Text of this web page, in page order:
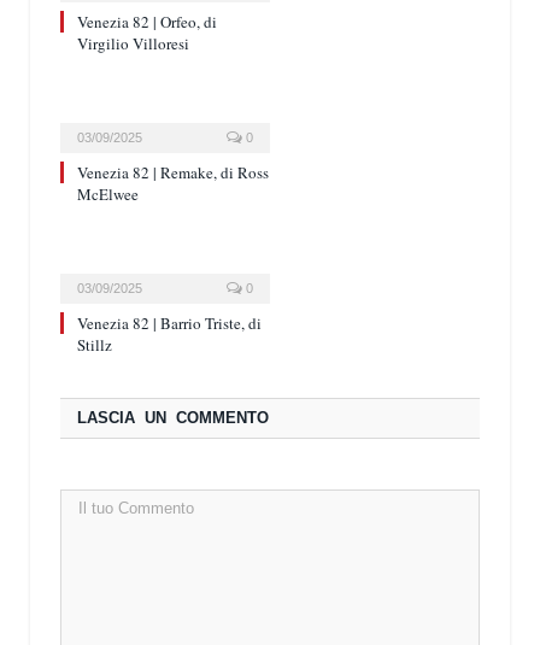
Venezia 82 | Orfeo, di
Virgilio Villoresi
03/09/2025 0
Venezia 82 | Remake, di Ross
McElwee
03/09/2025 0
Venezia 82 | Barrio Triste, di
Stillz
LASCIA UN COMMENTO